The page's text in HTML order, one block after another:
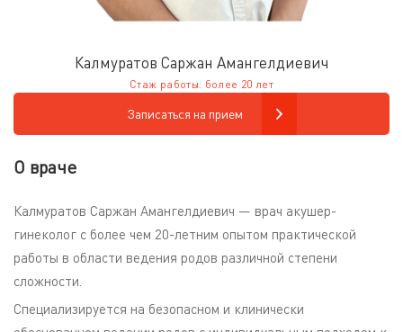
Калмуратов Саржан Амангелдиевич
Стаж работы: более 20 лет
Записаться на прием
О враче
Калмуратов Саржан Амангелдиевич — врач акушер-
гинеколог с более чем 20-летним опытом практической
работы в области ведения родов различной степени
сложности.
Специализируется на безопасном и клинически